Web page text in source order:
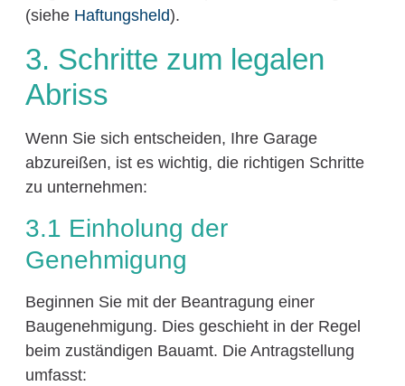
(siehe Haftungsheld).
3. Schritte zum legalen
Abriss
Wenn Sie sich entscheiden, Ihre Garage
abzureißen, ist es wichtig, die richtigen Schritte
zu unternehmen:
3.1 Einholung der
Genehmigung
Beginnen Sie mit der Beantragung einer
Baugenehmigung. Dies geschieht in der Regel
beim zuständigen Bauamt. Die Antragstellung
umfasst: